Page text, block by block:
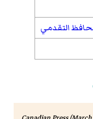
التقدمي